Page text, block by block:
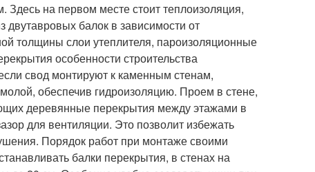
на первом месте стоит теплоизоляция,
балок в зависимости от
толщины слои утеплителя, пароизоляционные
особенности строительства
свод монтируют к каменным стенам,
обеспечив гидроизоляцию. Проем в стене,
деревянные перекрытия между этажами в
для вентиляции. Это позволит избежать
Порядок работ при монтаже своими
балки перекрытия, в стенах на